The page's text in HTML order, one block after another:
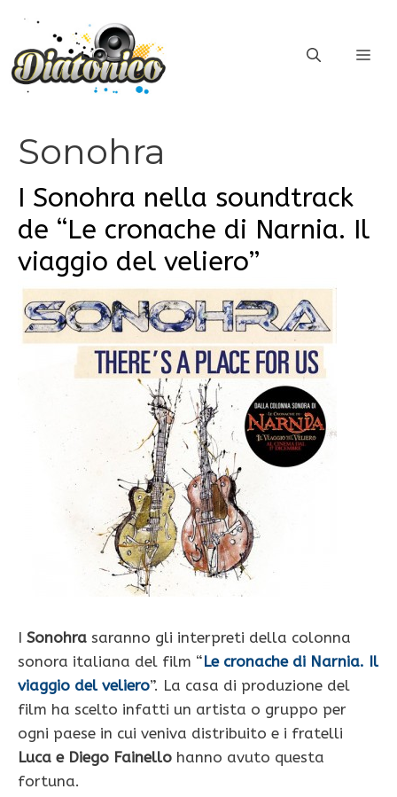
contenuto
Sonohra
I Sonohra nella soundtrack
de “Le cronache di Narnia. Il
viaggio del veliero”
I Sonohra saranno gli interpreti della colonna
sonora italiana del film “Le cronache di Narnia. Il
viaggio del veliero”. La casa di produzione del
film ha scelto infatti un artista o gruppo per
ogni paese in cui veniva distribuito e i fratelli
Luca e Diego Fainello hanno avuto questa
fortuna.